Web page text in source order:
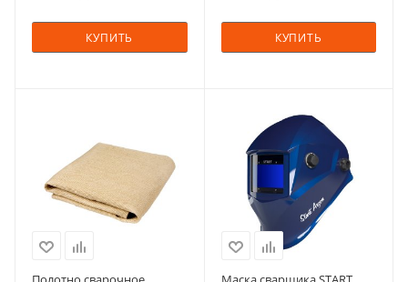
КУПИТЬ
35
КУПИТЬ
Материал
стеклоткань со
специальным
Характеристики
технология
ClearLens
Пластик
Страна изготовления
Россия